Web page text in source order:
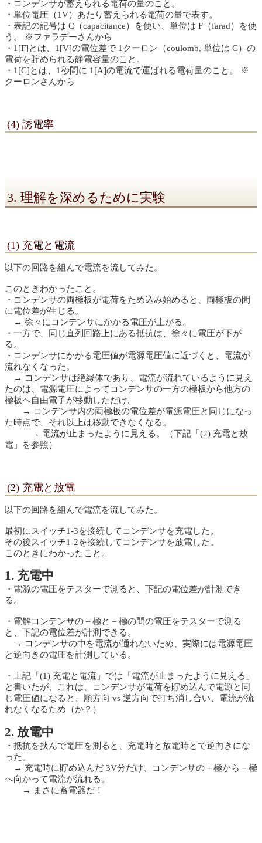
・コンデンサが蓄えられる電荷の量のこと。
・単位電圧（1V）あたり蓄えられる電荷の量で表す。
・表記の記号は C（capacitance）を使い、単位は F（farad）を使
う。 ※ファラデーさんから
・1[F]とは、1[V]の電位差で 1クーロン（coulomb, 単位は C）の
電荷を貯められる静電容量のこと。
・1[C]とは、1秒間に 1[A]の電流で運ばれる電荷量のこと。 ※
クーロンさんから
(4) 誘電率
3. 理解を深めるために実験
(1) 充電と電流
以下の回路を組んで電流を流してみた。
このときわかったこと。
・コンデンサの両極板が電荷をため込み始めると、両極板の間
に電位差が生じる。
→ 徐々にコンデンサにかかる電圧が上がる。
・一方で、同じ直列回路上にある抵抗は、徐々に電圧が下が
る。
・コンデンサにかかる電圧値が電源電圧値に近づくと、電流が
流れなくなった。
→ コンデンサは絶縁体であり、電流が流れているように見え
たのは、電源電圧によってコンデンサの一方の極板から他方の
極板へ自由電子が移動しただけ。
→ コンデンサ内の両極板の電位差が電源電圧と同じになっ
た時点で、それ以上は移動できなくなる。
→ 電流が止まったように見える。（下記「(2) 充電と放
電」を参照）
(2) 充電と放電
以下の回路を組んで電流を流してみた。
最初にスイッチ1-3を接続してコンデンサを充電した。
その後スイッチ1-2を接続してコンデンサを放電した。
このときにわかったこと。
1. 充電中
・電源の電圧をテスターで測ると、下記の電位差が計測でき
る。
・電解コンデンサの＋極と－極の間の電圧をテスターで測る
と、下記の電位差が計測できる。
→ コンデンサの中を電流が通れないため、実際には電源電圧
と逆向きの電圧を計測している。
・上記「(1) 充電と電流」では「電流が止まったように見える」
と書いたが、これは、コンデンサが電荷を貯め込んで電源と同
じ電圧値になると、順方向 vs 逆方向で打ち消し合い、電流が流
れなくなるため（か？）
2. 放電中
・抵抗を挟んで電圧を測ると、充電時と放電時とで逆向きにな
った。
→ 充電時に貯め込んだ 3V分だけ、コンデンサの＋極から－極
へ向かって電流が流れる。
→ まさに蓄電器だ！